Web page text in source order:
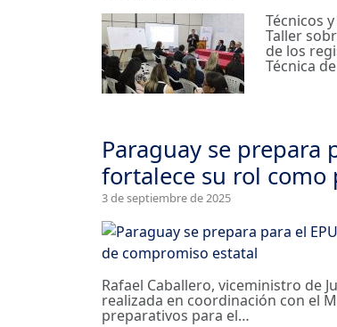
Técnicos
Taller
de los
Técnica
Paraguay se prepara
fortalece su rol
3 de septiembre de 2025
Rafael Caballero, viceministro de
realizada en coordinación con el
preparativos para el…